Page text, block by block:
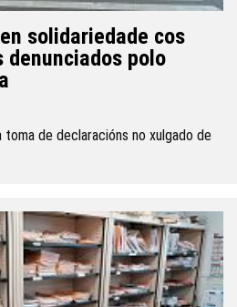
solidariedade cos
polo
de declaracións no xulgado de